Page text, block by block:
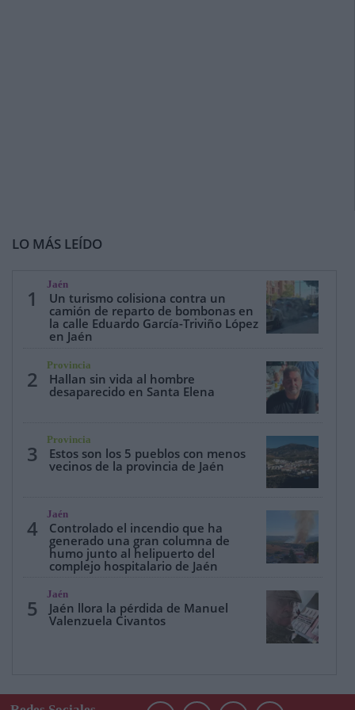
LO MÁS LEÍDO
1
Jaén
Un turismo colisiona contra un
camión de reparto de bombonas en
la calle Eduardo García-Triviño López
en Jaén
2
Provincia
Hallan sin vida al hombre
desaparecido en Santa Elena
3
Provincia
Estos son los 5 pueblos con menos
vecinos de la provincia de Jaén
4
Jaén
Controlado el incendio que ha
generado una gran columna de
humo junto al helipuerto del
complejo hospitalario de Jaén
5
Jaén
Jaén llora la pérdida de Manuel
Valenzuela Civantos